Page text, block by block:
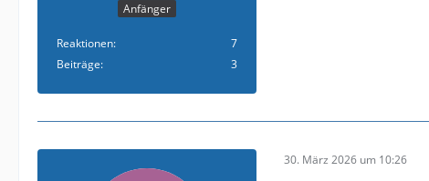
Anfänger
Reaktionen
7
Beiträge
3
30. März 2026 um 10:26